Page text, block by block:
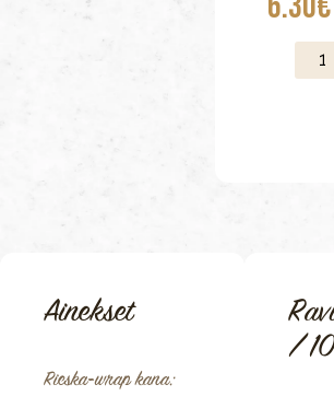
Ainekset
Rieska-wrap kana:
/